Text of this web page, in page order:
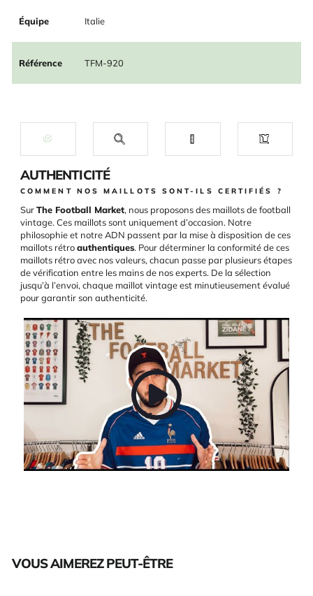
Équipe Italie
Référence TFM-920
AUTHENTICITÉ
COMMENT NOS MAILLOTS SONT-ILS CERTIFIÉS ?
SurThe Football Market, nous proposons des maillots de football
vintage. Ces maillots sont uniquement d’occasion. Notre
philosophie et notre ADN passent par la mise à disposition de ces
maillots rétroauthentiques. Pour déterminer la conformité de ces
maillots rétro avec nos valeurs, chacun passe par plusieurs étapes
de vérification entre les mains de nos experts. De la sélection
jusqu’à l’envoi, chaque maillot vintage est minutieusement évalué
pour garantir son authenticité.
VOUS AIMEREZ PEUT-ÊTRE